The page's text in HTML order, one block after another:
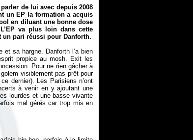
de lui avec depuis 2008
un EP la formation a acquis
en diluant une bonne dose
va plus loin dans cette
un pari réussi pour Danforth.
sa hargne. Danforth l’a bien
propice au mosh. Exit les
Pour ne rien gâcher à
visiblement pas prêt pour
dernier). Les Parisiens n’ont
à venir en y ajoutant une
lourdes et une basse vivante
mal gérés car trop mis en